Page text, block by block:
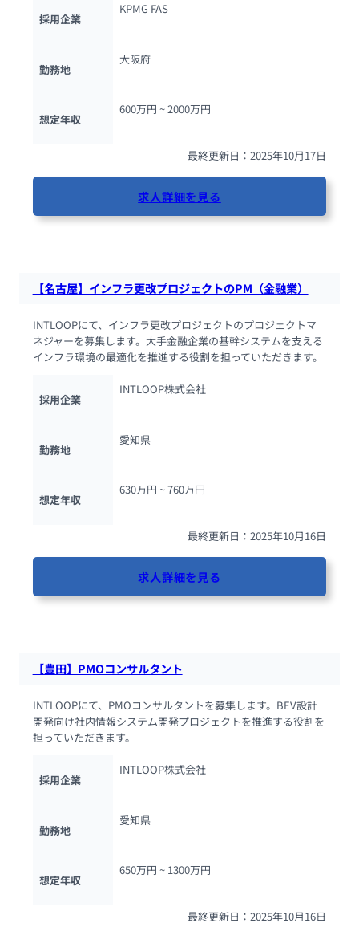
採用企業
KPMG FAS
勤務地
大阪府
想定年収
600万円 ~ 2000万円
最終更新日：2025年10月17日
求人詳細を見る
【名古屋】インフラ更改プロジェクトのPM（金融業）
INTLOOPにて、インフラ更改プロジェクトのプロジェクトマ
ネジャーを募集します。大手金融企業の基幹システムを支える
インフラ環境の最適化を推進する役割を担っていただきます。
採用企業
INTLOOP株式会社
勤務地
愛知県
想定年収
630万円 ~ 760万円
最終更新日：2025年10月16日
求人詳細を見る
【豊田】PMOコンサルタント
INTLOOPにて、PMOコンサルタントを募集します。BEV設計
開発向け社内情報システム開発プロジェクトを推進する役割を
担っていただきます。
採用企業
INTLOOP株式会社
勤務地
愛知県
想定年収
650万円 ~ 1300万円
最終更新日：2025年10月16日